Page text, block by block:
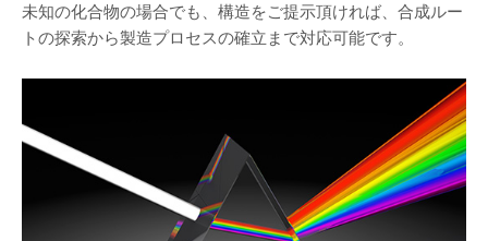
未知の化合物の場合でも、構造をご提示頂ければ、合成ルー
トの探索から製造プロセスの確立まで対応可能です。